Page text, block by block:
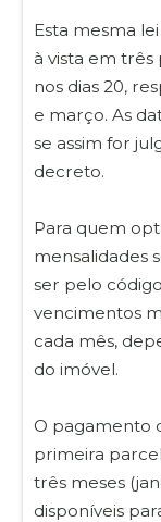
Esta mesma
à vista em
nos dias 20,
e março. As
se assim for
decreto.
Para quem
mensalidades
ser pelo
vencimentos
cada mês,
do imóvel.
O pagamento
primeira
três meses
disponíveis